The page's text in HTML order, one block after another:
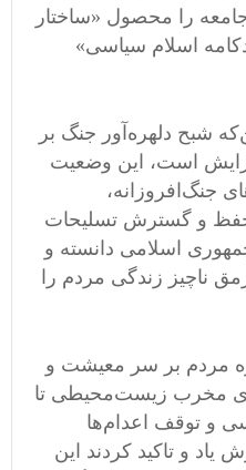
را محصول «ساختار
اسلام سیاسی»
شبح دلهره‌آور جنگ بر
است، این وضعیت
جنگ‌افروزانه،
حفظ و گسترش تسلیحات
اسلامی دانسته و
ناچیز زندگی مردم را
مردم بر سر معیشت و
مخرب زیست‌محیطی تا
و توقف اعدام‌ها
یاد و تاکید کردند این